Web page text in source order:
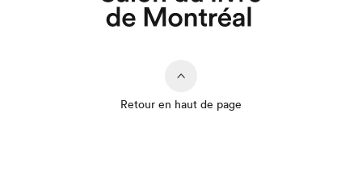
Retour en haut de page